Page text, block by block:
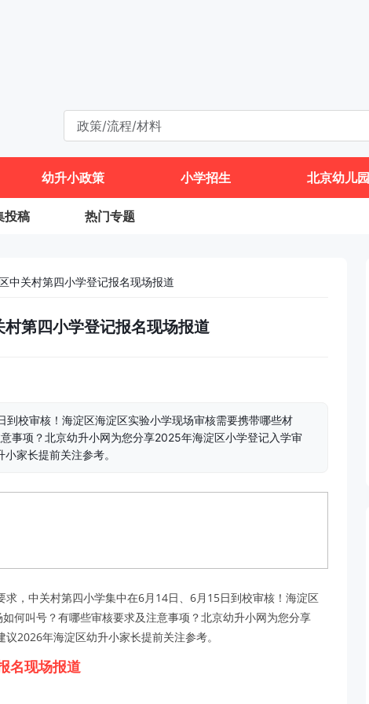
幼升小政策 小学招生 北京幼儿园
投稿 热门专题
中关村第四小学登记报名现场报道
村第四小学登记报名现场报道
校审核！海淀区海淀区实验小学现场审核需要携带哪些材
事项？北京幼升小网为您分享2025年海淀区小学登记入学审
家长提前关注参考。
，中关村第四小学集中在6月14日、6月15日到校审核！海淀区
何叫号？有哪些审核要求及注意事项？北京幼升小网为您分享
2026年海淀区幼升小家长提前关注参考。
名现场报道